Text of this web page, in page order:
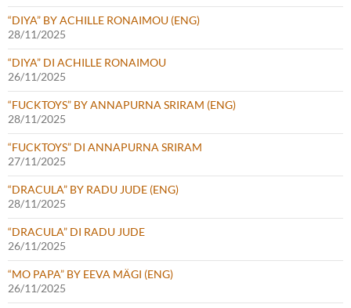
“DIYA” BY ACHILLE RONAIMOU (ENG)
28/11/2025
“DIYA” DI ACHILLE RONAIMOU
26/11/2025
“FUCKTOYS” BY ANNAPURNA SRIRAM (ENG)
28/11/2025
“FUCKTOYS” DI ANNAPURNA SRIRAM
27/11/2025
“DRACULA” BY RADU JUDE (ENG)
28/11/2025
“DRACULA” DI RADU JUDE
26/11/2025
“MO PAPA” BY EEVA MÄGI (ENG)
26/11/2025